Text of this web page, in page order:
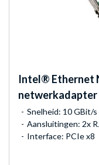
Intel® Ethernet
netwerkadapter
Snelheid: 10 GBit/s
Aansluitingen: 2x
Interface: PCIe x8